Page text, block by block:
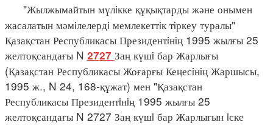
"Жылжымайтын мүлiкке құқықтарды және онымен
жасалатын мәмiлелердi мемлекеттiк тiркеу туралы"
Қазақстан Республикасы Президентiнiң 1995 жылғы 25
желтоқсандағы N 2727 Заң күшi бар Жарлығы
(Қазақстан Республикасы Жоғарғы Кеңесiнiң Жаршысы,
1995 ж., N 24, 168-құжат) мен "Қазақстан
Республикасы Президентiнiң 1995 жылғы 25
желтоқсандағы N 2727 Заң күшi бар Жарлығын iске